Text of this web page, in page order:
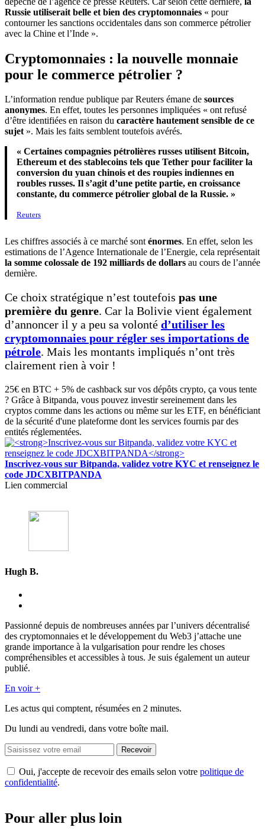
Russie utiliserait belle et bien des cryptomonnaies « pour
contourner les sanctions occidentales dans son commerce pétrolier
avec la Chine et l’Inde ».
Cryptomonnaies : la nouvelle monnaie
pour le commerce pétrolier ?
L’information rendue publique par Reuters émane de sources
anonymes. En effet, toutes les personnes impliquées « ont refusé
d’être identifiées en raison du caractère hautement sensible de ce
sujet». Mais les faits semblent toutefois avérés.
« Certaines compagnies pétrolières russes utilisent Bitcoin,
Ethereum et des stablecoins tels que Tether pour faciliter la
conversion du yuan chinois et des roupies indiennes en
roubles russes. Il s’agit d’une petite partie, en croissance
constante, du commerce pétrolier global de la Russie. »
Reuters
Les chiffres associés à ce marché sonténormes. En effet, selon les
estimations de l’Agence Internationale de l’Energie, cela représentait
la somme colossale de 192 milliards de dollars au cours de l’année
dernière.
Ce choix stratégique n’est toutefois pas une
première du genre. Car la Bolivie vient également
d’annoncer il y a peu sa volonté d’utiliser les
cryptomonnaies pour régler ses importations de
pétrole. Mais les montants impliqués n’ont très
clairement rien à voir !
25€ en BTC + 5% de cashback sur vos dépôts crypto, ça vous tente
? Grâce à Bitpanda, vous pouvez investir sereinement dans les
cryptos comme dans les actions ou même sur les ETF, en bénéficiant
de la sécurité d'une plateforme dont les services fournis par des
entités réglementées.
Inscrivez-vous sur Bitpanda, validez votre KYC et renseignez le
code JDCXBITPANDA
Lien commercial
Hugh B.
Passionné depuis de nombreuses années par l’univers décentralisé
des cryptomonnaies et le développement du Web3 j’attache une
grande importance à la vulgarisation pour rendre les choses
compréhensibles et accessibles à tous. Je suis également un auteur
publié.
En voir +
Les actus qui comptent, résumées en 2 minutes.
Du lundi au vendredi, dans votre boîte mail.
Recevoir
Oui, j'accepte de recevoir des emails selon votre politique de
confidentialité.
Pour aller plus loin